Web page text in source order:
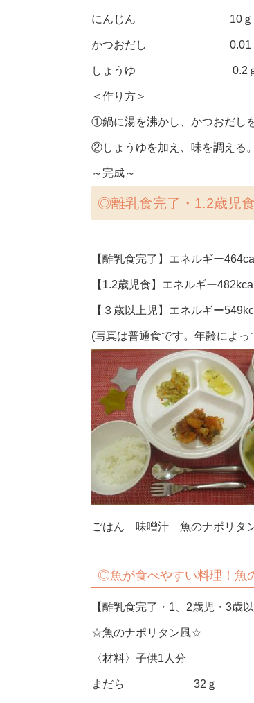
にんじん 10ｇ
かつおだし 0.01
しょうゆ 0.2
＜作り方＞
①鍋に湯を沸かし、かつおだし
②しょうゆを加え、味を調える。
～完成～
◎離乳食完了・1.2歳児
【離乳食完了】エネルギー
【1.2歳児食】エネルギー
【３歳以上児】エネルギー
(写真は普通食です。年齢によ
ごはん 味噌汁 魚のナポリタ
◎魚が食べやすい料理！魚
【離乳食完了・1、2歳児・3歳
☆魚のナポリタン風☆
〈材料〉子供1人分
まだら 32ｇ